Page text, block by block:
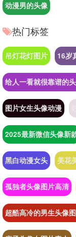
动漫男的头像
热门标签
吊灯花灯图片 16岁
给人一看就很靠谱的
图片女生头像动漫
2025最新微信头像新
黑白动漫女头 美花
孤独者头像图片高清
超酷高冷的男生头像